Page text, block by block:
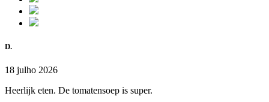
D.
18 julho 2026
Heerlijk eten. De tomatensoep is super.